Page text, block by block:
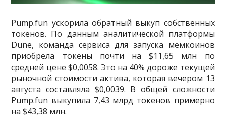
Pump.fun ускорила обратный выкуп собственных
токенов. По данным аналитической платформы
Dune, команда сервиса для запуска мемкоинов
приобрела токены почти на $11,65 млн по
средней цене $0,0058. Это на 40% дороже текущей
рыночной стоимости актива, которая вечером 13
августа составляла $0,0039. В общей сложности
Pump.fun выкупила 7,43 млрд токенов примерно
на $43,38 млн.